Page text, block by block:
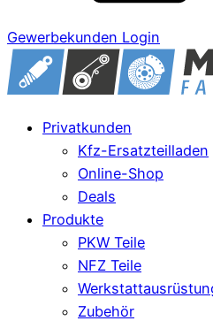
Gewerbekunden Login
Privatkunden
Kfz-Ersatzteilladen
Online-Shop
Deals
Produkte
PKW Teile
NFZ Teile
Zubehör